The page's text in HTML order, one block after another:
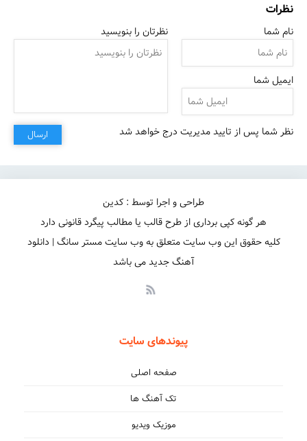
نظرات
نام شما
ایمیل شما
نظرتان را بنویسید
نظر شما پس از تایید مدیریت درج خواهد شد ارسال
طراحی و اجرا توسط : کدین
هر گونه کپی برداری از طرح قالب یا مطالب پیگرد قانونی دارد
کلیه حقوق این وب سایت متعلق به وب سایت مستر سانگ | دانلود
آهنگ جدید می باشد
پیوندهای سایت
صفحه اصلی
تک آهنگ ها
موزیک ویدیو